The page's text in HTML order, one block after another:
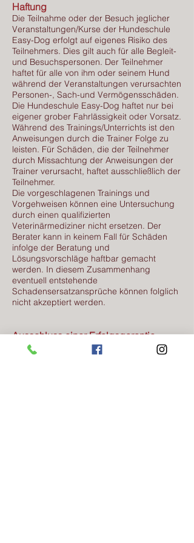
Haftung
Die Teilnahme oder der Besuch jeglicher
Veranstaltungen/Kurse der Hundeschule
Easy-Dog erfolgt auf eigenes Risiko des
Teilnehmers. Dies gilt auch für alle Begleit-
und Besuchspersonen. Der Teilnehmer
haftet für alle von ihm oder seinem Hund
während der Veranstaltungen verursachten
Personen-, Sach-und Vermögensschäden.
Die Hundeschule Easy-Dog haftet nur bei
eigener grober Fahrlässigkeit oder Vorsatz.
Während des Trainings/Unterrichts ist den
Anweisungen durch die Trainer Folge zu
leisten. Für Schäden, die der Teilnehmer
durch Missachtung der Anweisungen der
Trainer verursacht, haftet ausschließlich der
Teilnehmer.
Die vorgeschlagenen Trainings und
Vorgehweisen können eine Untersuchung
durch einen qualifizierten
Veterinärmediziner nicht ersetzen. Der
Berater kann in keinem Fall für Schäden
infolge der Beratung und
Lösungsvorschläge haftbar gemacht
werden. In diesem Zusammenhang
eventuell entstehende
Schadensersatzansprüche können folglich
nicht akzeptiert werden.
Ausschluss einer Erfolgsgarantie
Die Hundeschule Easy-Dog übernimmt
keine Erfolgsgarantie für die im Rahmen